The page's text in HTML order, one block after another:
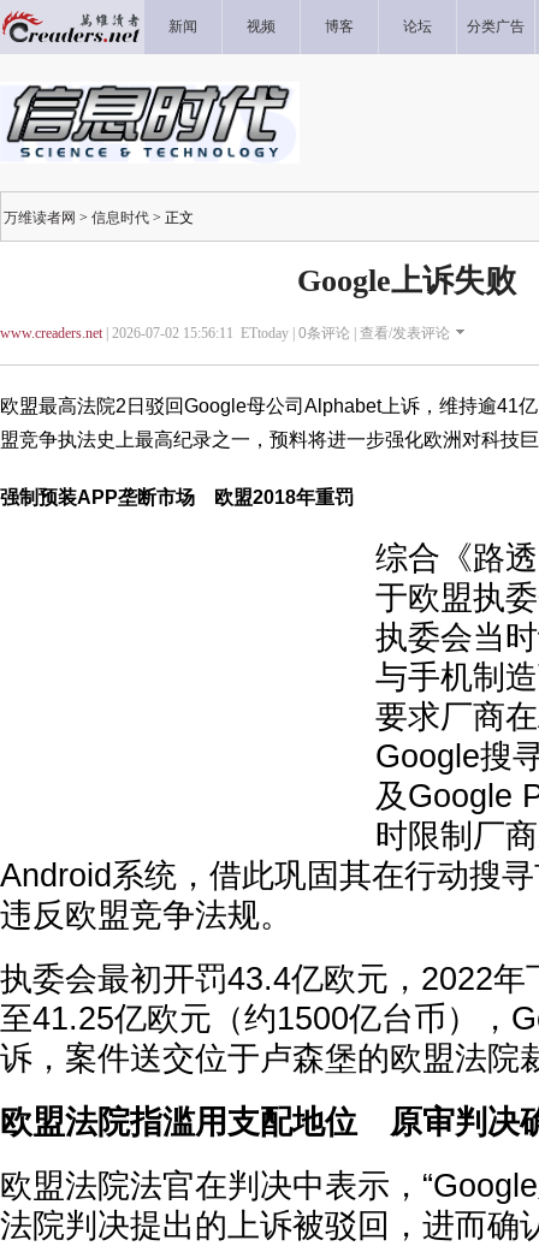
新闻 视频 博客 论坛 分类广告
万维读者网 > 信息时代 > 正文
Google上诉失败
www.creaders.net| 2026-07-02 15:56:11 ETtoday | 0条评论 | 查看/发表评论
欧盟最高法院2日驳回Google母公司Alphabet上诉，维持逾41
盟竞争执法史上最高纪录之一，预料将进一步强化欧洲对科技
强制预装APP垄断市场 欧盟2018年重罚
综合《路
于欧盟执
执委会当
与手机制
要求厂商
Google搜
及Google
时限制厂
Android系统，借此巩固其在行动搜
违反欧盟竞争法规。
执委会最初开罚43.4亿欧元，2022年
至41.25亿欧元（约1500亿台币），
诉，案件送交位于卢森堡的欧盟法院
欧盟法院指滥用支配地位 原审判决
欧盟法院法官在判决中表示，
法院判决提出的上诉被驳回，进而确